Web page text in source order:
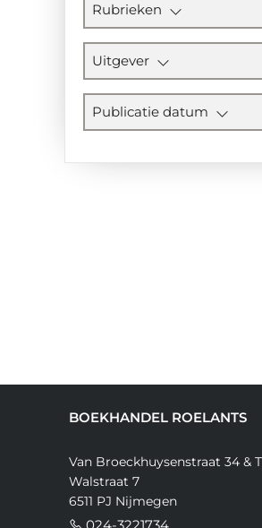
Rubrieken
Uitgever
Publicatie datum
BOEKHANDEL ROELANTS
Van Broeckhuysenstraat 34 &
Walstraat 7
6511 PJ Nijmegen